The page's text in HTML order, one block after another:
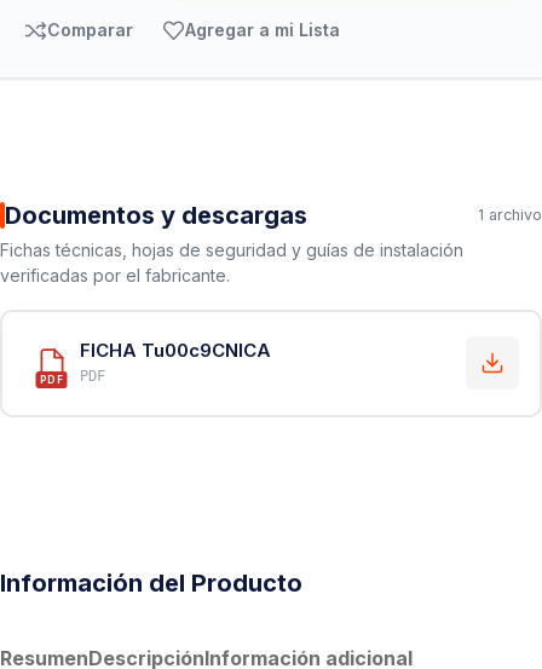
Comparar Agregar a mi Lista
Documentos y descargas 1 archivo
Fichas técnicas, hojas de seguridad y guías de instalación
verificadas por el fabricante.
PDF
FICHA Tu00c9CNICA
PDF
Información del Producto
ResumenDescripciónInformación adicional